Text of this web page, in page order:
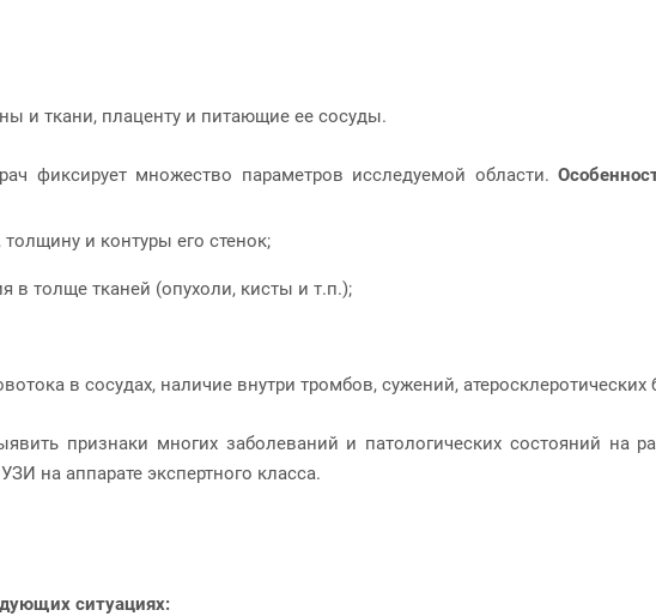
и ткани, плаценту и питающие ее сосуды.
фиксирует множество параметров исследуемой области.
толщину и контуры его стенок;
в толще тканей (опухоли, кисты и т.п.);
в сосудах, наличие внутри тромбов, сужений, атеросклеротических
признаки многих заболеваний и патологических состояний на
на аппарате экспертного класса.
ситуациях: